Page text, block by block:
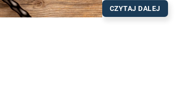
CZYTAJ DALEJ